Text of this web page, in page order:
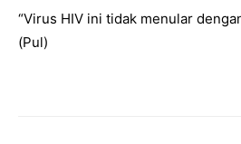
“Virus HIV ini tidak menular
(Pul)